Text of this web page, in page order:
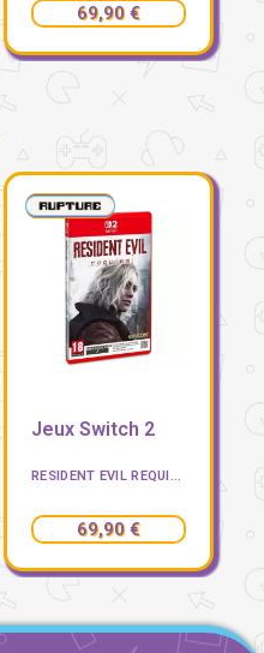
69,90 €
Jeux Switch 2
RESIDENT EVIL REQUIEM SWITCH 2
69,90 €